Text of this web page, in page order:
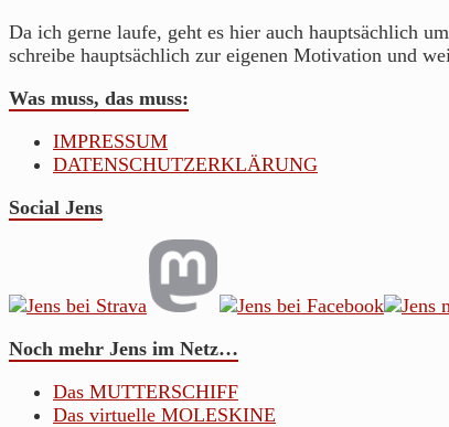
Da ich gerne laufe, geht es hier auch hauptsächlich
schreibe hauptsächlich zur eigenen Motivation und
Was muss, das muss:
IMPRESSUM
DATENSCHUTZERKLÄRUNG
Social Jens
Noch mehr Jens im Netz…
Das MUTTERSCHIFF
Das virtuelle MOLESKINE